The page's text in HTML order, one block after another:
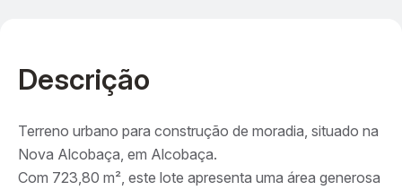
Descrição
Terreno urbano para construção de moradia, situado na
Nova Alcobaça, em Alcobaça.
Com 723,80 m², este lote apresenta uma área generosa